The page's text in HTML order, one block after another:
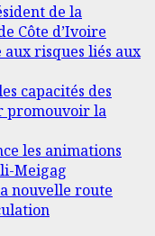
de la
Côte d’Ivoire
risques liés aux
capacités des
promouvoir la
les animations
Meigag
nouvelle route